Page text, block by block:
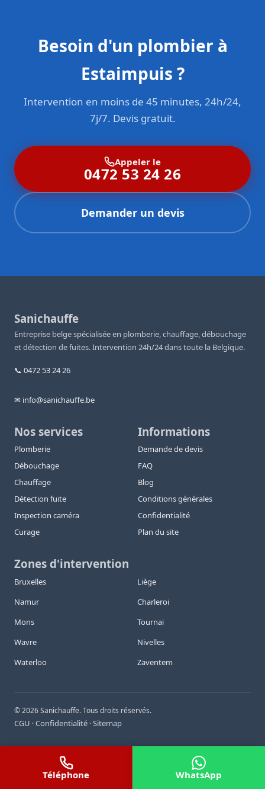
Besoin d'un plombier à
Estaimpuis ?
Intervention en moins de 45 minutes, 24h/24,
7j/7. Devis gratuit.
Appeler le
0472 53 24 26
Demander un devis
Sanichauffe
Entreprise belge spécialisée en plomberie, chauffage, débouchage
et détection de fuites. Intervention 24h/24 dans toute la Belgique.
📞 0472 53 24 26
✉ info@sanichauffe.be
Nos services
Plomberie
Débouchage
Chauffage
Détection fuite
Inspection caméra
Curage
Informations
Demande de devis
FAQ
Blog
Conditions générales
Confidentialité
Plan du site
Zones d'intervention
Bruxelles
Liège
Namur
Charleroi
Mons
Tournai
Wavre
Nivelles
Waterloo
Zaventem
©2026Sanichauffe. Tous droits réservés.
CGU ·Confidentialité ·Sitemap